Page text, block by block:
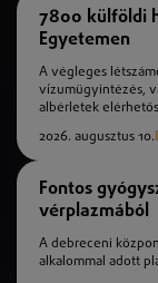
7800 külföldi
Egyetemen
A végleges
vízumügyintézés,
albérletek
2026. augusztus 10.
Fontos
vérplazmából
A debreceni
alkalommal adott